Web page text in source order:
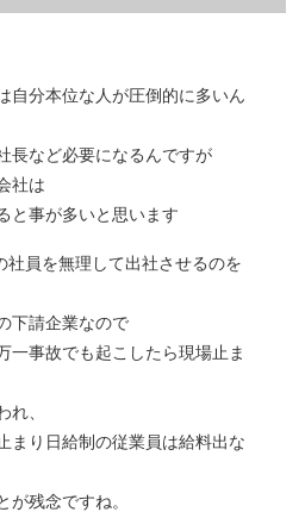
自分本位な人が圧倒的に多いん
長など必要になるんですが
社は
と事が多いと思います
社員を無理して出社させるのを
下請企業なので
一事故でも起こしたら現場止ま
れ、
まり日給制の従業員は給料出な
が残念ですね。